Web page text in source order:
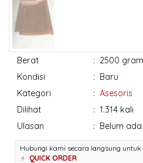
Berat : 2500 gram
Kondisi
: Baru
Kategori
: Asesoris
Dilihat
: 1.314 kali
Ulasan
: Belum
Hubungi kami secara langsung
QUICK ORDER